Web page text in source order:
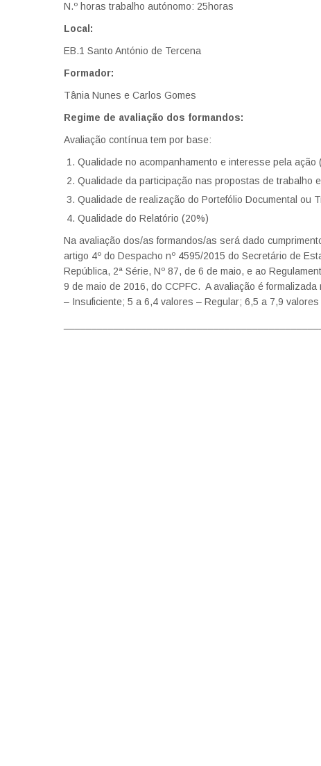
N.º horas trabalho autónomo: 25horas
Local:
EB.1 Santo António de Tercena
Formador:
Tânia Nunes e Carlos Gomes
Regime de avaliação dos formandos:
Avaliação contínua tem por base:
Qualidade no acompanhamento e interesse pela ação
Qualidade da participação nas propostas de trabalho
Qualidade de realização do Portefólio Documental ou
Qualidade do Relatório (20%)
Na avaliação dos/as formandos/as será dado
artigo 4º do Despacho nº 4595/2015 do Secretário de
República, 2ª Série, Nº 87, de 6 de maio, e ao
9 de maio de 2016, do CCPFC. A avaliação é
– Insuficiente; 5 a 6,4 valores – Regular; 6,5 a 7,9